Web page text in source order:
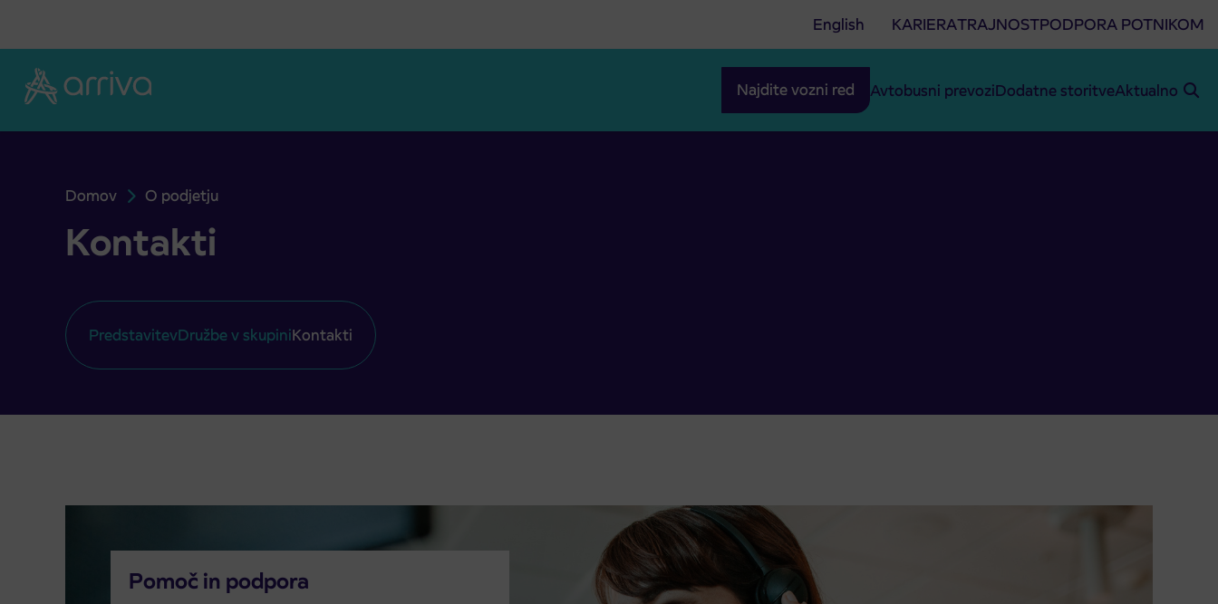
English KARIERATRAJNOSTPODPORA POTNIKOM
Najdite vozni red Avtobusni prevoziDodatne storitveAktualno
Domov O podjetju
Kontakti
Kontakti
PredstavitevDružbe v skupiniKontakti
Pomoč in podpora